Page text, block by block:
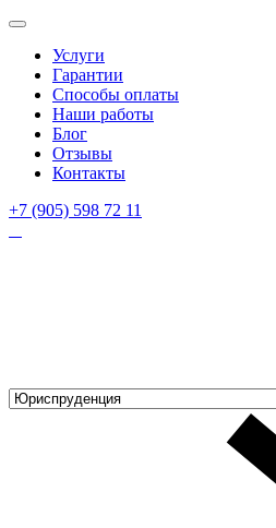
Услуги
Гарантии
Способы оплаты
Наши работы
Блог
Отзывы
Контакты
+7 (905) 598 72 11